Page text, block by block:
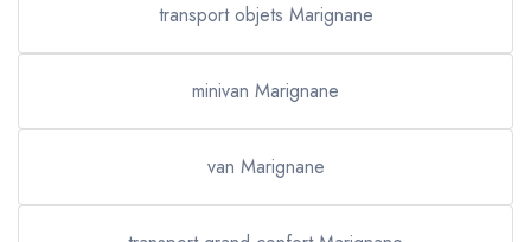
transport objets Marignane
minivan Marignane
van Marignane